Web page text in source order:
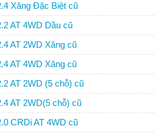
Xăng Đặc Biệt cũ
AT 4WD Dầu cũ
AT 2WD Xăng cũ
AT 4WD Xăng cũ
AT 2WD (5 chỗ) cũ
AT 2WD(5 chỗ) cũ
CRDi AT 4WD cũ